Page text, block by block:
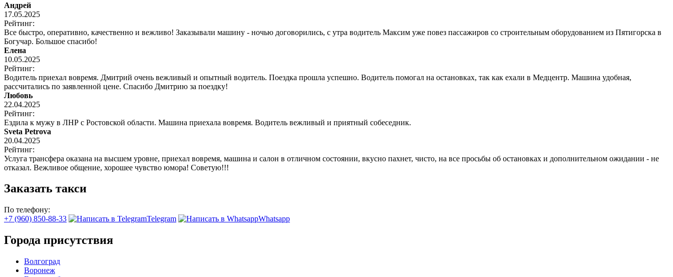
Андрей
17.05.2025
Рейтинг:
Все быстро, оперативно, качественно и вежливо! Заказывали машину - ночью договорились, с утра водитель Максим уже повез пассажиров со строительным оборудованием из Пятигорска в
Богучар. Большое спасибо!
Елена
10.05.2025
Рейтинг:
Водитель приехал вовремя. Дмитрий очень вежливый и опытный водитель. Поездка прошла успешно. Водитель помогал на остановках, так как ехали в Медцентр. Машина удобная,
рассчитались по заявленной цене. Спасибо Дмитрию за поездку!
Любовь
22.04.2025
Рейтинг:
Ездила к мужу в ЛНР с Ростовской области. Машина приехала вовремя. Водитель вежливый и приятный собеседник.
Sveta Petrova
20.04.2025
Рейтинг:
Услуга трансфера оказана на высшем уровне, приехал вовремя, машина и салон в отличном состоянии, вкусно пахнет, чисто, на все просьбы об остановках и дополнительном ожидании - не
отказал. Вежливое общение, хорошее чувство юмора! Советую!!!
Заказать такси
По телефону:
+7 (960) 850-88-33
Telegram Whatsapp
Города присутствия
Волгоград
Воронеж